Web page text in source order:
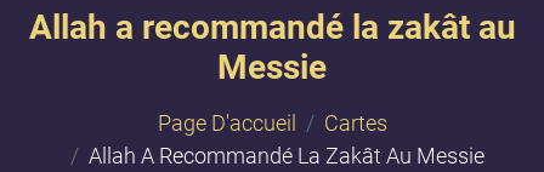
Allah a recommandé la zakât au
Messie
Page D'accueil
Cartes
Allah A Recommandé La Zakât Au Messie